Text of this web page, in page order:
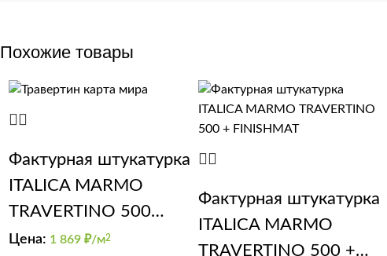
Похожие товары
Фактурная штукатурка
ITALICA MARMO
TRAVERTINO 500
Nuova Venezia
Цена: 1 869 ₽/м2
Фактурная штукатурка
ITALICA MARMO
TRAVERTINO 500 +